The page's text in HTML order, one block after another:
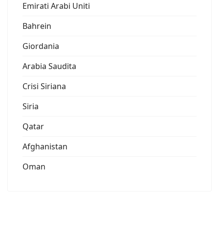
Emirati Arabi Uniti
Bahrein
Giordania
Arabia Saudita
Crisi Siriana
Siria
Qatar
Afghanistan
Oman